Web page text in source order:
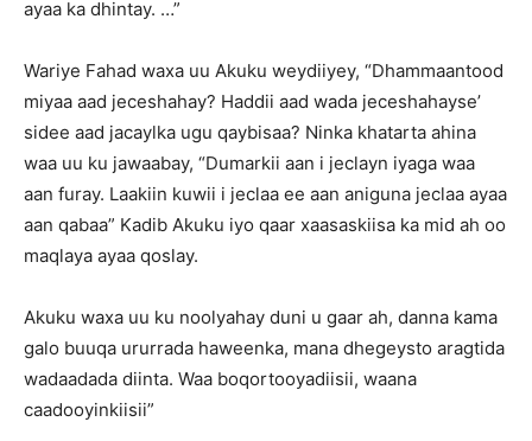
ayaa ka dhintay. …”
Wariye Fahad waxa uu Akuku weydiiyey, “Dhammaantood
miyaa aad jeceshahay? Haddii aad wada jeceshahayse’
sidee aad jacaylka ugu qaybisaa? Ninka khatarta ahina
waa uu ku jawaabay, “Dumarkii aan i jeclayn iyaga waa
aan furay. Laakiin kuwii i jeclaa ee aan aniguna jeclaa ayaa
aan qabaa” Kadib Akuku iyo qaar xaasaskiisa ka mid ah oo
maqlaya ayaa qoslay.
Akuku waxa uu ku noolyahay duni u gaar ah, danna kama
galo buuqa ururrada haweenka, mana dhegeysto aragtida
wadaadada diinta. Waa boqortooyadiisii, waana
caadooyinkiisii”